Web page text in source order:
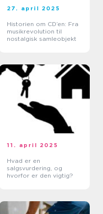
27. april 2025
Historien om CD’en: Fra
musikrevolution til
nostalgisk samleobjekt
11. april 2025
Hvad er en
salgsvurdering, og
hvorfor er den vigtig?